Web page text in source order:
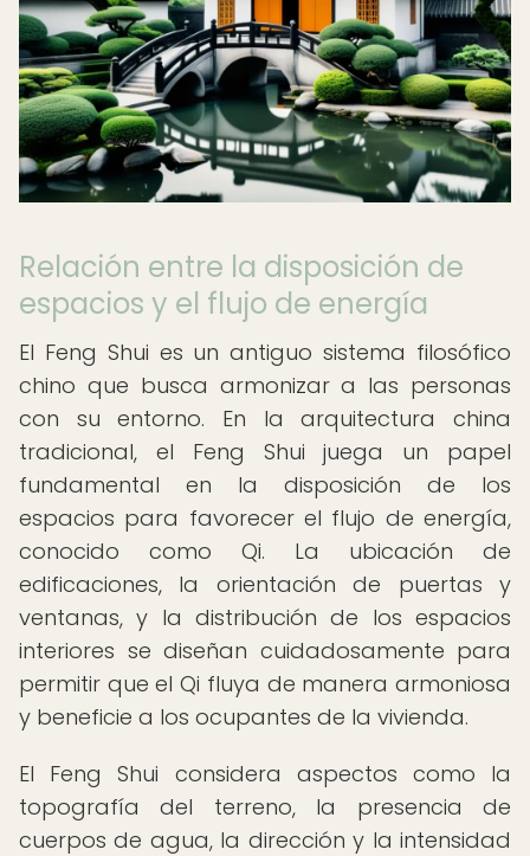
Relación entre la disposición de
espacios y el flujo de energía
El Feng Shui es un antiguo sistema filosófico
chino que busca armonizar a las personas
con su entorno. En la arquitectura china
tradicional, el Feng Shui juega un papel
fundamental en la disposición de los
espacios para favorecer el flujo de energía,
conocido como Qi. La ubicación de
edificaciones, la orientación de puertas y
ventanas, y la distribución de los espacios
interiores se diseñan cuidadosamente para
permitir que el Qi fluya de manera armoniosa
y beneficie a los ocupantes de la vivienda.
El Feng Shui considera aspectos como la
topografía del terreno, la presencia de
cuerpos de agua, la dirección y la intensidad